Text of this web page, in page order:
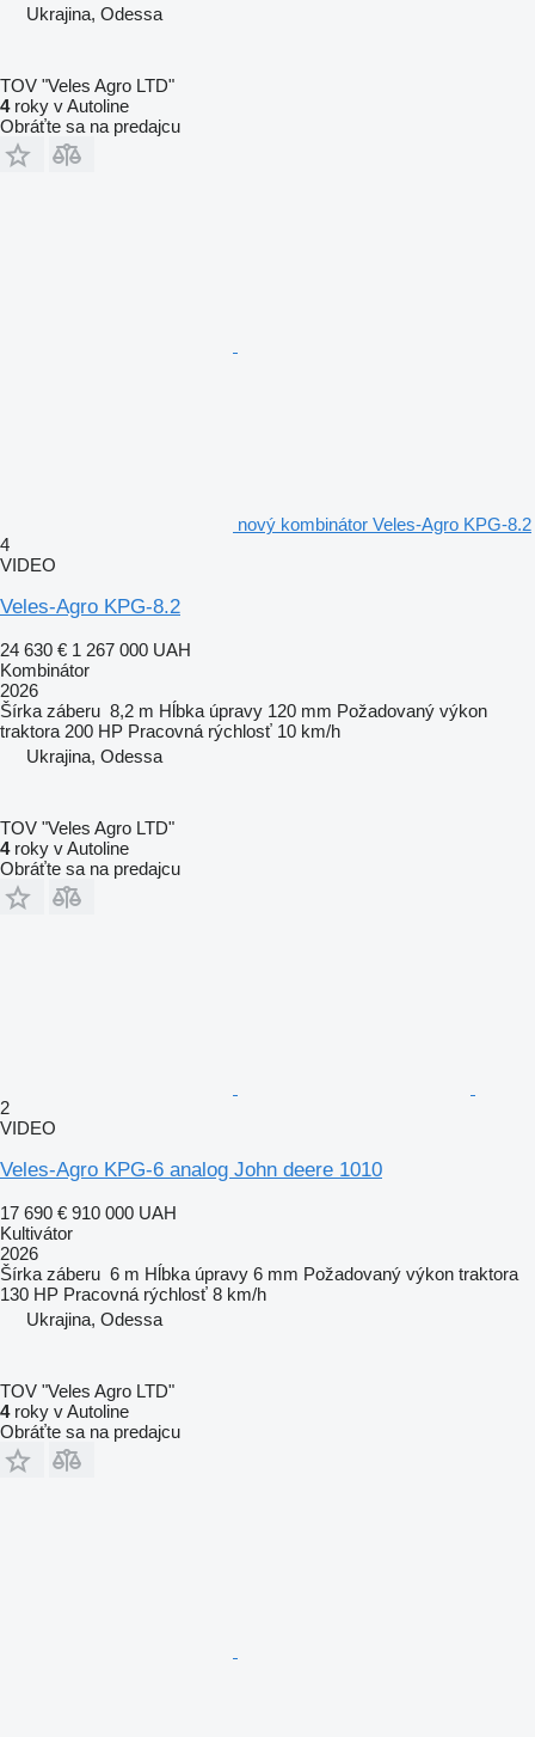
Ukrajina, Odessa
TOV "Veles Agro LTD"
4roky v Autoline
Obráťte sa na predajcu
nový kombinátor Veles-Agro KPG-8.2
4
VIDEO
Veles-Agro KPG-8.2
24 630 € 1 267 000 UAH
Kombinátor
2026
Šírka záberu 8,2 m Hĺbka úpravy 120 mm Požadovaný výkon
traktora 200 HP Pracovná rýchlosť 10 km/h
Ukrajina, Odessa
TOV "Veles Agro LTD"
4roky v Autoline
Obráťte sa na predajcu
2
VIDEO
Veles-Agro KPG-6 analog John deere 1010
17 690 € 910 000 UAH
Kultivátor
2026
Šírka záberu 6 m Hĺbka úpravy 6 mm Požadovaný výkon traktora
130 HP Pracovná rýchlosť 8 km/h
Ukrajina, Odessa
TOV "Veles Agro LTD"
4roky v Autoline
Obráťte sa na predajcu